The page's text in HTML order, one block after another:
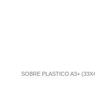
SOBRE PLASTICO A3+